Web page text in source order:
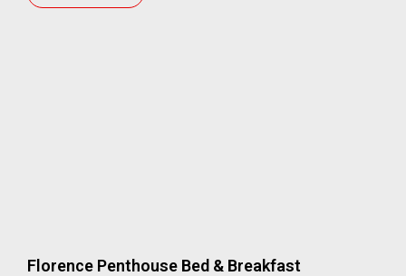
Florence Penthouse Bed & Breakfast